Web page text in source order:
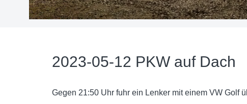
2023-05-12 PKW auf Dach
Gegen 21:50 Uhr fuhr ein Lenker mit einem VW Golf